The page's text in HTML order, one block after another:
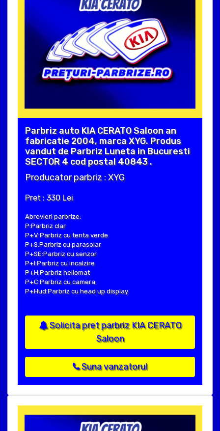
Parbriz auto KIA CERATO Saloon an
fabricatie 2004, marca XYG. Produs
vandut de Parbriz Luneta in Bucuresti
SECTOR 4 cod postal 40843 .
Producator parbriz : XYG
Pret : 330 Lei
Abrevieri parbrize:
P:Parbriz clar
P+V:Parbriz cu tenta verde
P+S:Parbriz cu parasolar
P+SE:Parbriz cu senzor
P+I:Parbriz cu incalzire
P+H:Parbriz heliomat
P+C:Parbriz cu camera
P+Hud:Parbriz cu head up display
Solicita pret parbriz KIA CERATO
Saloon
Suna vanzatorul